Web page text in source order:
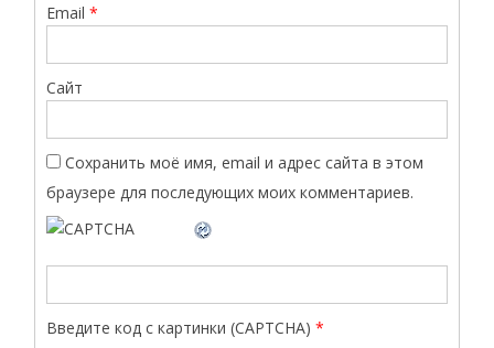
Email*
Сайт
Сохранить моё имя, email и адрес сайта в этом
браузере для последующих моих комментариев.
Введите код с картинки (CAPTCHA) *